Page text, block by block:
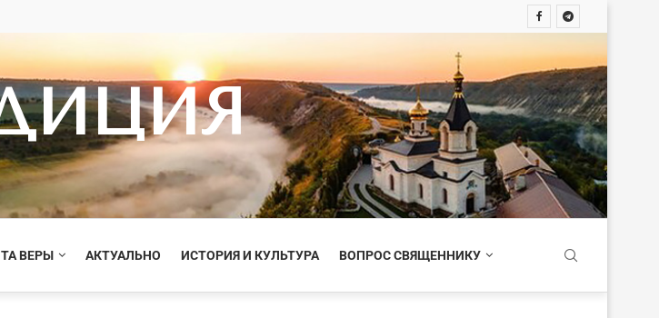
ВЕРЫ АКТУАЛЬНО ИСТОРИЯ И КУЛЬТУРА ВОПРОС СВЯЩЕННИКУ